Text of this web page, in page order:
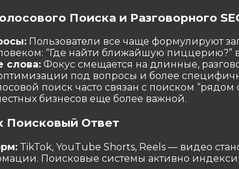
Поиска и Разговорного
Пользователи все чаще формулируют
“Где найти ближайшую пиццерию?”
слова: Фокус смещается на длинные,
под вопросы и более
поиск часто связан с поиском “рядом
бизнесов еще более важной.
Поисковый Ответ
TikTok, YouTube Shorts, Reels — видео
Поисковые системы активно